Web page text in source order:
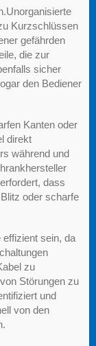
Kurzschlüssen
gefährden
die zur
sicher
den Bediener
Kanten oder
direkt
während und
dass
oder scharfe
sein, da
zu
Störungen zu
und
von den